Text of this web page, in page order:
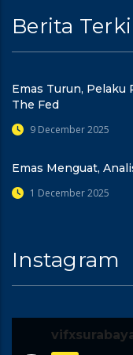
Berita
Emas Turun, Pelaku
The Fed
9 December 2025
Emas Menguat,
1 December 2025
Instagram